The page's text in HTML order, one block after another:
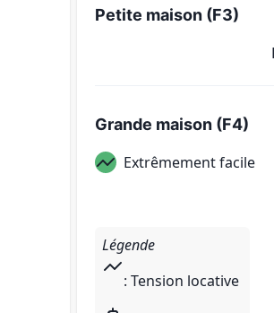
Petite maison (F3)
Grande maison (F4)
Extrêmement facile
Légende
: Tension locative